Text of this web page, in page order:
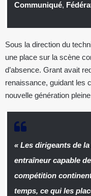
Communiqué,
Sous la direction du
une place sur la scène
d’absence. Grant avait
renaissance, guidant les
nouvelle génération
« Les dirigeants de
entraîneur capable
compétition
temps, ce qui les